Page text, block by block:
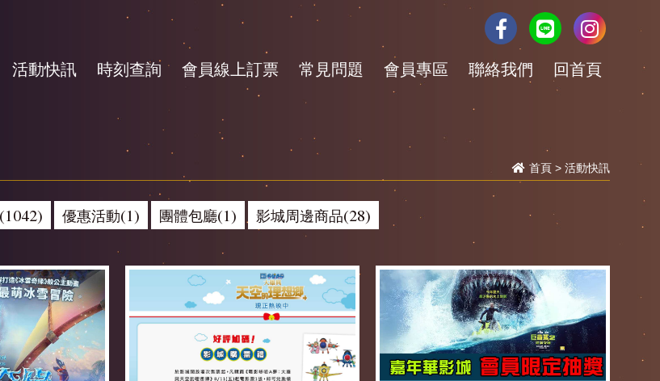
活動快訊 時刻查詢 會員線上訂票 常見問題 會員專區 聯絡我們 回首頁
首頁 > 活動快訊
優惠活動(1) 團體包廳(1) 影城周邊商品(28)